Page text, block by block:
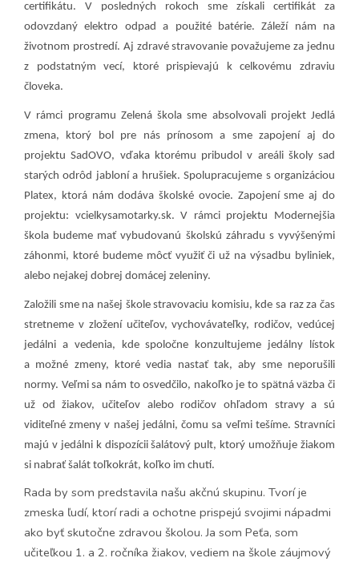
certifikátu. V posledných rokoch sme získali certifikát za
odovzdaný elektro odpad a použité batérie. Záleží nám na
životnom prostredí. Aj zdravé stravovanie považujeme za jednu
z podstatným vecí, ktoré prispievajú k celkovému zdraviu
človeka.
V rámci programu Zelená škola sme absolvovali projekt Jedlá
zmena, ktorý bol pre nás prínosom a sme zapojení aj do
projektu SadOVO, vďaka ktorému pribudol v areáli školy sad
starých odrôd jabloní a hrušiek. Spolupracujeme s organizáciou
Platex, ktorá nám dodáva školské ovocie. Zapojení sme aj do
projektu: vcielkysamotarky.sk. V rámci projektu Modernejšia
škola budeme mať vybudovanú školskú záhradu s vyvýšenými
záhonmi, ktoré budeme môcť využiť či už na výsadbu byliniek,
alebo nejakej dobrej domácej zeleniny.
Založili sme na našej škole stravovaciu komisiu, kde sa raz za čas
stretneme v zložení učiteľov, vychovávateľky, rodičov, vedúcej
jedálni a vedenia, kde spoločne konzultujeme jedálny lístok
a možné zmeny, ktoré vedia nastať tak, aby sme neporušili
normy. Veľmi sa nám to osvedčilo, nakoľko je to spätná väzba či
už od žiakov, učiteľov alebo rodičov ohľadom stravy a sú
viditeľné zmeny v našej jedálni, čomu sa veľmi tešíme. Stravníci
majú v jedálni k dispozícii šalátový pult, ktorý umožňuje žiakom
si nabrať šalát toľkokrát, koľko im chutí.
Rada by som predstavila našu akčnú skupinu. Tvorí je
zmeska ľudí, ktorí radi a ochotne prispejú svojimi nápadmi
ako byť skutočne zdravou školou. Ja som Peťa, som
učiteľkou 1. a 2. ročníka žiakov, vediem na škole záujmový